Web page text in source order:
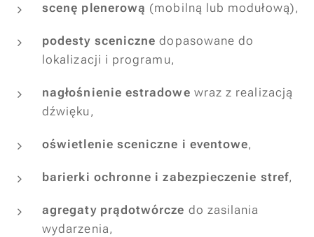
scenę plenerową (mobilną lub modułową),
podesty sceniczne dopasowane do
lokalizacji i programu,
nagłośnienie estradowe wraz z realizacją
dźwięku,
oświetlenie sceniczne i eventowe,
barierki ochronne i zabezpieczenie stref,
agregaty prądotwórcze do zasilania
wydarzenia,